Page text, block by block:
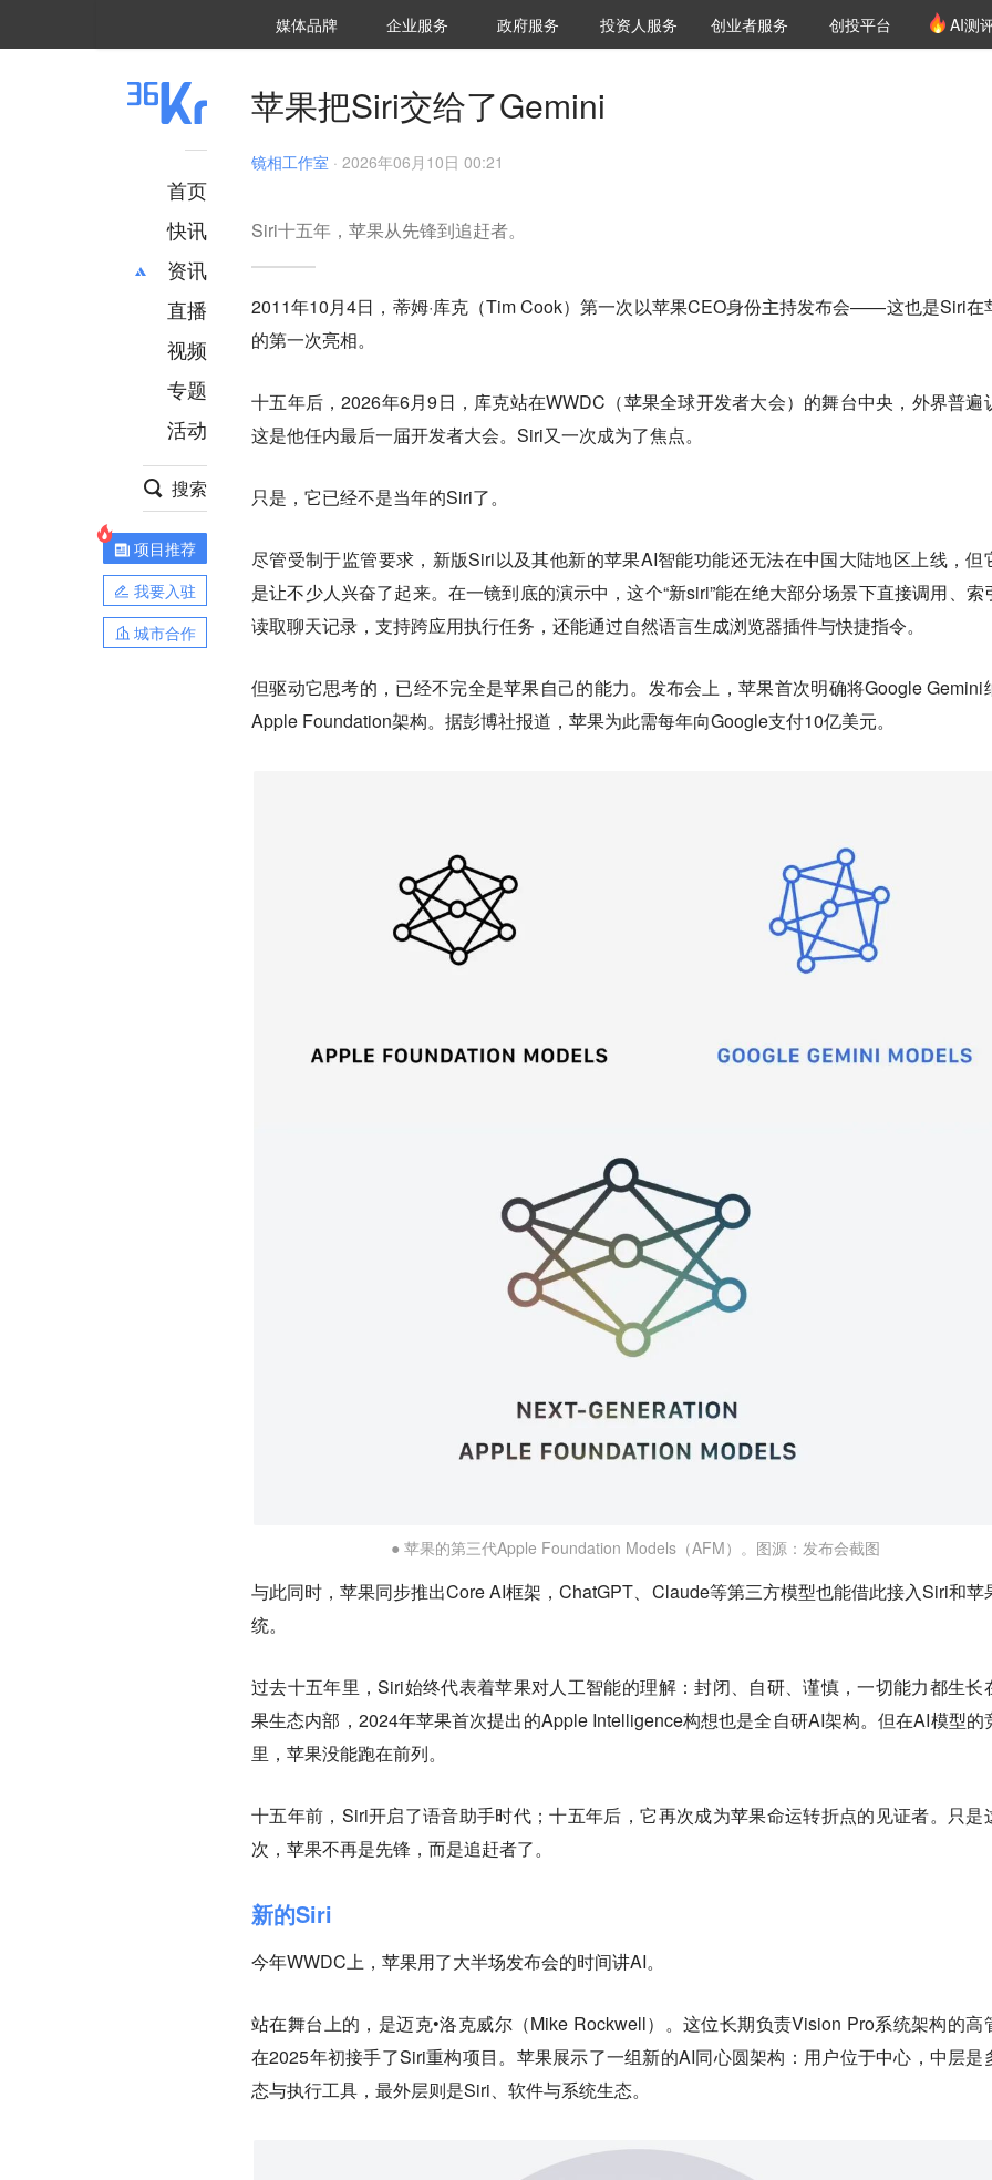
媒体品牌 36Kr研究院
企业服务 城市之窗
政府服务 VClub投资机构库
投资机构职位推介
投资人服务 创投氪堂
创业者服务 创投平台 AI测
首页
快讯
资讯
推荐
财经
项目推荐
安徽
直播
视频
专题
活动
搜索
项目推荐
我要入驻
城市合作
苹果把Siri交给了Gemini
镜相工作室 · 2026年06月10日 00:21
Siri十五年，苹果从先锋到追赶者。
2011年10月4日，蒂姆·库克（Tim Cook）第一次以苹果CEO身份主持发布会——这也是Siri在
的第一次亮相。
十五年后，2026年6月9日，库克站在WWDC（苹果全球开发者大会）的舞台中央，外界普遍
这是他任内最后一届开发者大会。Siri又一次成为了焦点。
只是，它已经不是当年的Siri了。
尽管受制于监管要求，新版Siri以及其他新的苹果AI智能功能还无法在中国大陆地区上线，但
是让不少人兴奋了起来。在一镜到底的演示中，这个“新siri”能在绝大部分场景下直接调用、索
读取聊天记录，支持跨应用执行任务，还能通过自然语言生成浏览器插件与快捷指令。
但驱动它思考的，已经不完全是苹果自己的能力。发布会上，苹果首次明确将Google Gemini
Apple Foundation架构。据彭博社报道，苹果为此需每年向Google支付10亿美元。
● 苹果的第三代Apple Foundation Models（AFM）。图源：发布会截图
与此同时，苹果同步推出Core AI框架，ChatGPT、Claude等第三方模型也能借此接入Siri和苹
统。
过去十五年里，Siri始终代表着苹果对人工智能的理解：封闭、自研、谨慎，一切能力都生长
果生态内部，2024年苹果首次提出的Apple Intelligence构想也是全自研AI架构。但在AI模型的
里，苹果没能跑在前列。
十五年前，Siri开启了语音助手时代；十五年后，它再次成为苹果命运转折点的见证者。只是
次，苹果不再是先锋，而是追赶者了。
新的Siri
今年WWDC上，苹果用了大半场发布会的时间讲AI。
站在舞台上的，是迈克•洛克威尔（Mike Rockwell）。这位长期负责Vision Pro系统架构的高
在2025年初接手了Siri重构项目。苹果展示了一组新的AI同心圆架构：用户位于中心，中层是
态与执行工具，最外层则是Siri、软件与系统生态。